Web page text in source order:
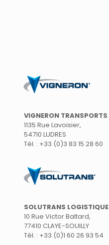
VIGNERON TRANSPORTS
1135 Rue Lavoisier,
54710 LUDRES
Tél. : +33 (0)3 83 15 28 60
SOLUTRANS LOGISTIQUE
10 Rue Victor Baltard,
77410 CLAYE-SOUILLY
Tél. : +33 (0)1 60 26 93 54